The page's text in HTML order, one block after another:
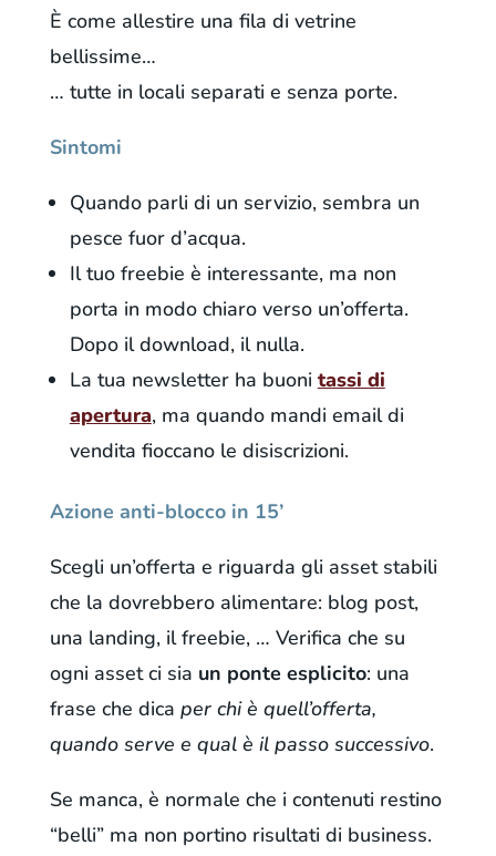
È come allestire una fila di vetrine
bellissime…
… tutte in locali separati e senza porte.
Sintomi
Quando parli di un servizio, sembra un
pesce fuor d’acqua.
Il tuo freebie è interessante, ma non
porta in modo chiaro verso un’offerta.
Dopo il download, il nulla.
La tua newsletter ha buoni tassi di
apertura, ma quando mandi email di
vendita fioccano le disiscrizioni.
Azione anti-blocco in 15’
Scegli un’offerta e riguarda gli asset stabili
che la dovrebbero alimentare: blog post,
una landing, il freebie, … Verifica che su
ogni asset ci sia un ponte esplicito: una
frase che dica per chi è quell’offerta,
quando serve e qual è il passo successivo.
Se manca, è normale che i contenuti restino
“belli” ma non portino risultati di business.